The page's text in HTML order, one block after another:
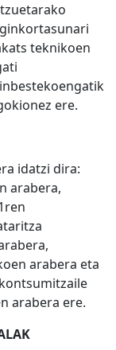
teknikoen
ere.
idatzi dira:
arabera,
arabera eta
arabera ere.